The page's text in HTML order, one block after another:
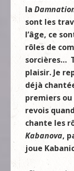
la
sont les
l’âge, ce
rôles de
sorcières…
plaisir. Je
déjà
premiers
revois
chante les
Kabanova,
joue